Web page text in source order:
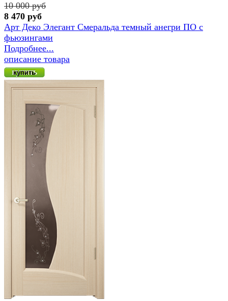
10 000 руб
8 470 руб
Арт Деко Элегант Смеральда темный анегри ПО с
фьюзингами
Подробнее...
описание товара